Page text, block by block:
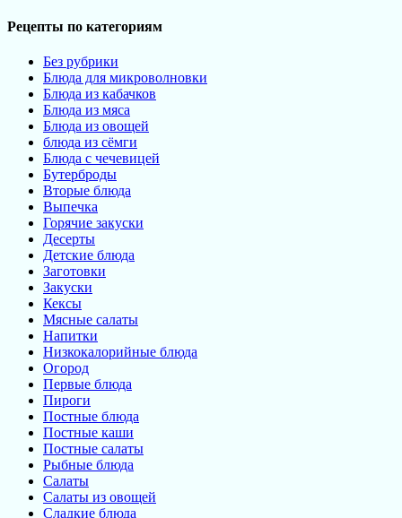
Рецепты по категориям
Без рубрики
Блюда для микроволновки
Блюда из кабачков
Блюда из мяса
Блюда из овощей
блюда из сёмги
Блюда с чечевицей
Бутерброды
Вторые блюда
Выпечка
Горячие закуски
Десерты
Детские блюда
Заготовки
Закуски
Кексы
Мясные салаты
Напитки
Низкокалорийные блюда
Огород
Первые блюда
Пироги
Постные блюда
Постные каши
Постные салаты
Рыбные блюда
Салаты
Салаты из овощей
Сладкие блюда